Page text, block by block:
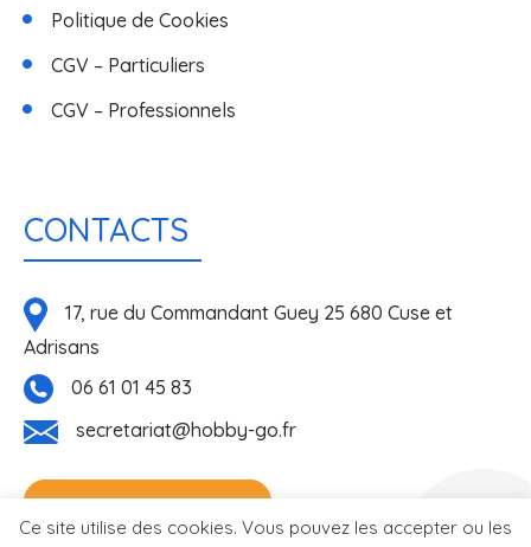
Politique de Cookies
CGV – Particuliers
CGV – Professionnels
CONTACTS
17, rue du Commandant Guey 25 680 Cuse et
Adrisans
06 61 01 45 83
secretariat@hobby-go.fr
NOUS CONTACTER
par l'agence
Ce site utilise des cookies. Vous pouvez les accepter ou les